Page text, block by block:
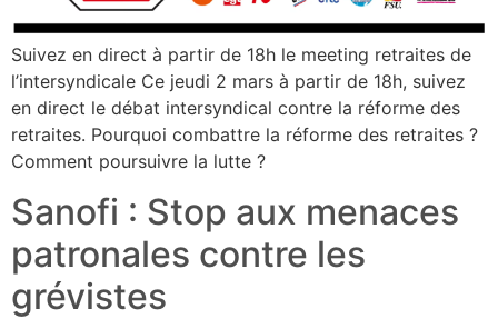
Suivez en direct à partir de 18h le meeting retraites de
l’intersyndicale Ce jeudi 2 mars à partir de 18h, suivez
en direct le débat intersyndical contre la réforme des
retraites. Pourquoi combattre la réforme des retraites ?
Comment poursuivre la lutte ?
Sanofi : Stop aux menaces
patronales contre les
grévistes